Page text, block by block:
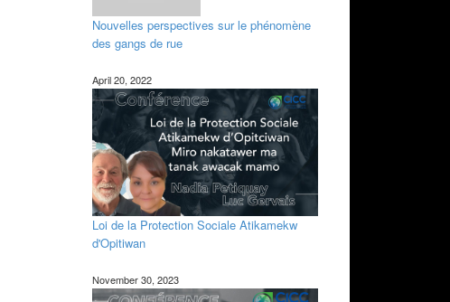
Nouvelles perspectives sur le phénomène
des gangs de rue
April 20, 2022
Loi de la Protection Sociale Atikamekw
d'Opitiwan
November 30, 2023